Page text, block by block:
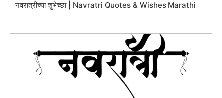
नवरात्रीच्या शुभेच्छा | Navratri Quotes & Wishes Marathi